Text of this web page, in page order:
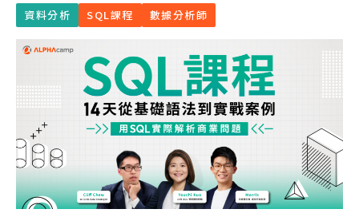
資料分析 SQL課程 數據分析師